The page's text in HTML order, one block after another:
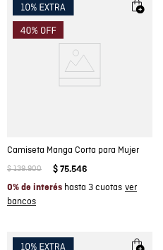
Camiseta Manga Corta para Mujer
$ 139.900 $ 75.546
0% de interés hasta 3 cuotas